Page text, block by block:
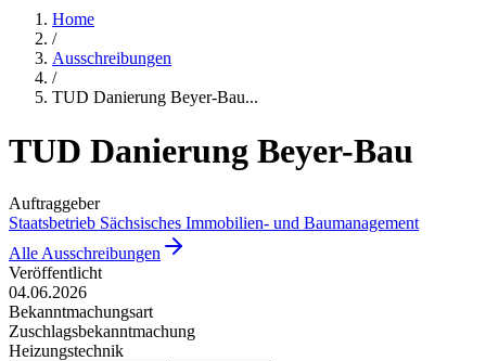
Home
/
Ausschreibungen
/
TUD Danierung Beyer-Bau...
TUD Danierung Beyer-Bau
Auftraggeber
Staatsbetrieb Sächsisches Immobilien- und Baumanagement
Alle Ausschreibungen
Veröffentlicht
04.06.2026
Bekanntmachungsart
Zuschlagsbekanntmachung
Heizungstechnik